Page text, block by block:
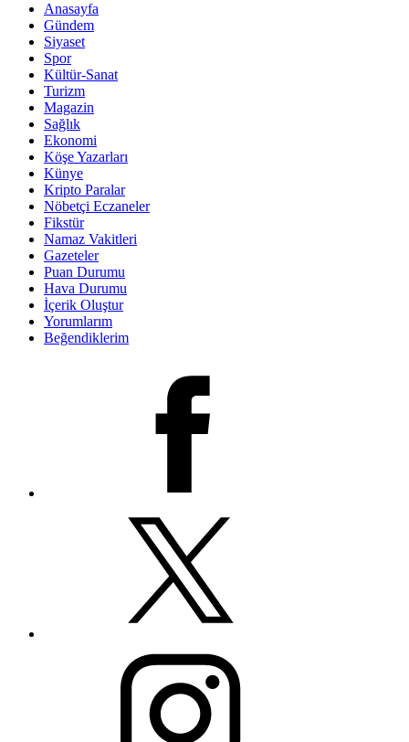
Anasayfa
Gündem
Siyaset
Spor
Kültür-Sanat
Turizm
Magazin
Sağlık
Ekonomi
Köşe Yazarları
Künye
Kripto Paralar
Nöbetçi Eczaneler
Fikstür
Namaz Vakitleri
Gazeteler
Puan Durumu
Hava Durumu
İçerik Oluştur
Yorumlarım
Beğendiklerim